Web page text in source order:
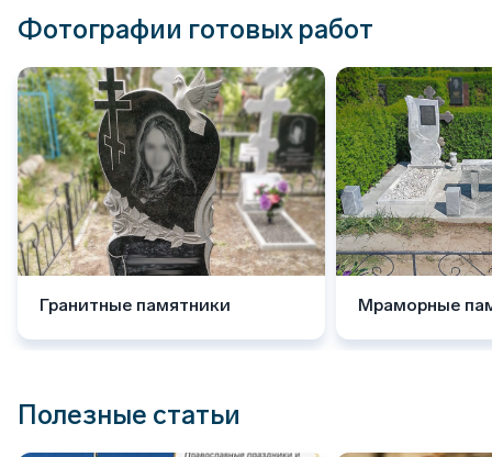
Фотографии готовых работ
Гранитные памятники Мраморные
Полезные статьи